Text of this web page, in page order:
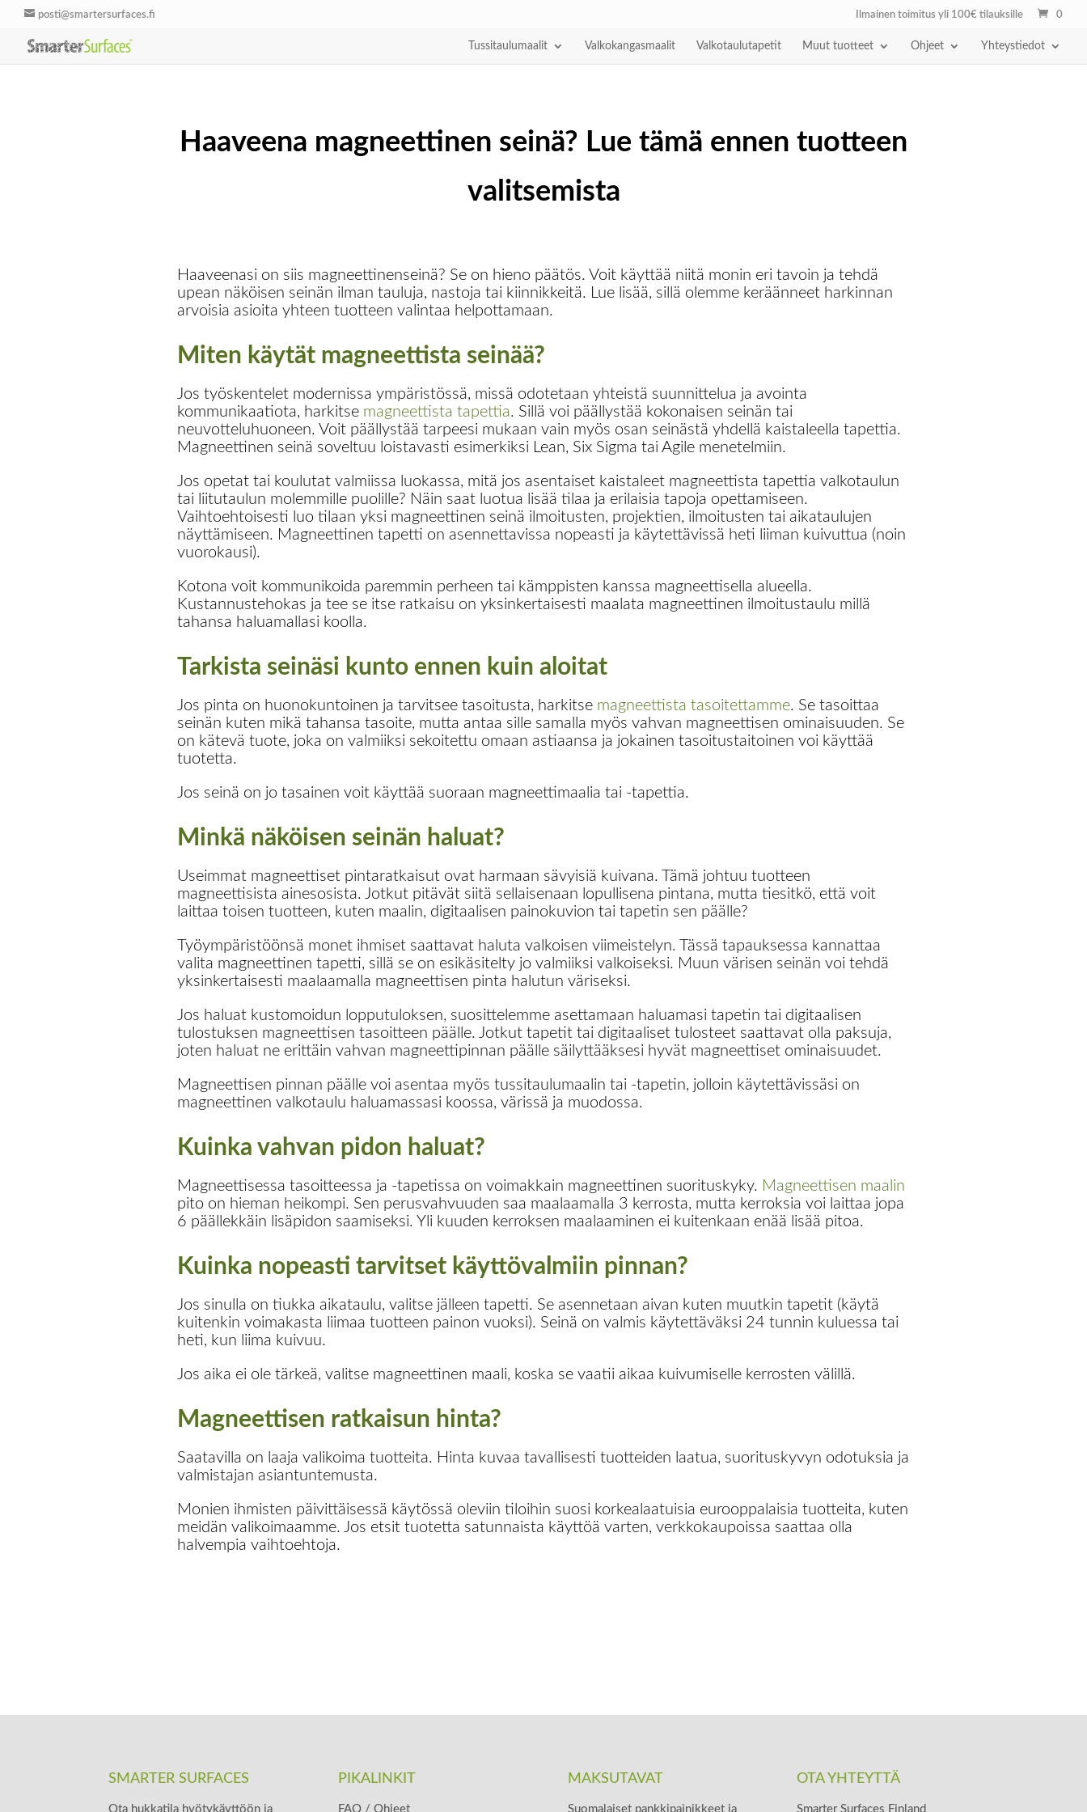
posti@smartersurfaces.fi Ilmainen toimitus yli 100€ tilauksille 0
Tussitaulumaalit Valkokangasmaalit Valkotaulutapetit Muut tuotteet Ohjeet Yhteystiedot
Haaveena magneettinen seinä? Lue tämä ennen tuotteen
valitsemista
Haaveenasi on siis magneettinenseinä? Se on hieno päätös. Voit käyttää niitä monin eri tavoin ja tehdä
upean näköisen seinän ilman tauluja, nastoja tai kiinnikkeitä. Lue lisää, sillä olemme keräänneet harkinnan
arvoisia asioita yhteen tuotteen valintaa helpottamaan.
Miten käytät magneettista seinää?
Jos työskentelet modernissa ympäristössä, missä odotetaan yhteistä suunnittelua ja avointa
kommunikaatiota, harkitse magneettista tapettia. Sillä voi päällystää kokonaisen seinän tai
neuvotteluhuoneen. Voit päällystää tarpeesi mukaan vain myös osan seinästä yhdellä kaistaleella tapettia.
Magneettinen seinä soveltuu loistavasti esimerkiksi Lean, Six Sigma tai Agile menetelmiin.
Jos opetat tai koulutat valmiissa luokassa, mitä jos asentaiset kaistaleet magneettista tapettia valkotaulun
tai liitutaulun molemmille puolille? Näin saat luotua lisää tilaa ja erilaisia tapoja opettamiseen.
Vaihtoehtoisesti luo tilaan yksi magneettinen seinä ilmoitusten, projektien, ilmoitusten tai aikataulujen
näyttämiseen. Magneettinen tapetti on asennettavissa nopeasti ja käytettävissä heti liiman kuivuttua (noin
vuorokausi).
Kotona voit kommunikoida paremmin perheen tai kämppisten kanssa magneettisella alueella.
Kustannustehokas ja tee se itse ratkaisu on yksinkertaisesti maalata magneettinen ilmoitustaulu millä
tahansa haluamallasi koolla.
Tarkista seinäsi kunto ennen kuin aloitat
Jos pinta on huonokuntoinen ja tarvitsee tasoitusta, harkitse magneettista tasoitettamme. Se tasoittaa
seinän kuten mikä tahansa tasoite, mutta antaa sille samalla myös vahvan magneettisen ominaisuuden. Se
on kätevä tuote, joka on valmiiksi sekoitettu omaan astiaansa ja jokainen tasoitustaitoinen voi käyttää
tuotetta.
Jos seinä on jo tasainen voit käyttää suoraan magneettimaalia tai -tapettia.
Minkä näköisen seinän haluat?
Useimmat magneettiset pintaratkaisut ovat harmaan sävyisiä kuivana. Tämä johtuu tuotteen
magneettisista ainesosista. Jotkut pitävät siitä sellaisenaan lopullisena pintana, mutta tiesitkö, että voit
laittaa toisen tuotteen, kuten maalin, digitaalisen painokuvion tai tapetin sen päälle?
Työympäristöönsä monet ihmiset saattavat haluta valkoisen viimeistelyn. Tässä tapauksessa kannattaa
valita magneettinen tapetti, sillä se on esikäsitelty jo valmiiksi valkoiseksi. Muun värisen seinän voi tehdä
yksinkertaisesti maalaamalla magneettisen pinta halutun väriseksi.
Jos haluat kustomoidun lopputuloksen, suosittelemme asettamaan haluamasi tapetin tai digitaalisen
tulostuksen magneettisen tasoitteen päälle. Jotkut tapetit tai digitaaliset tulosteet saattavat olla paksuja,
joten haluat ne erittäin vahvan magneettipinnan päälle säilyttääksesi hyvät magneettiset ominaisuudet.
Magneettisen pinnan päälle voi asentaa myös tussitaulumaalin tai -tapetin, jolloin käytettävissäsi on
magneettinen valkotaulu haluamassasi koossa, värissä ja muodossa.
Kuinka vahvan pidon haluat?
Magneettisessa tasoitteessa ja -tapetissa on voimakkain magneettinen suorituskyky. Magneettisen maalin
pito on hieman heikompi. Sen perusvahvuuden saa maalaamalla 3 kerrosta, mutta kerroksia voi laittaa jopa
6 päällekkäin lisäpidon saamiseksi. Yli kuuden kerroksen maalaaminen ei kuitenkaan enää lisää pitoa.
Kuinka nopeasti tarvitset käyttövalmiin pinnan?
Jos sinulla on tiukka aikataulu, valitse jälleen tapetti. Se asennetaan aivan kuten muutkin tapetit (käytä
kuitenkin voimakasta liimaa tuotteen painon vuoksi). Seinä on valmis käytettäväksi 24 tunnin kuluessa tai
heti, kun liima kuivuu.
Jos aika ei ole tärkeä, valitse magneettinen maali, koska se vaatii aikaa kuivumiselle kerrosten välillä.
Magneettisen ratkaisun hinta?
Saatavilla on laaja valikoima tuotteita. Hinta kuvaa tavallisesti tuotteiden laatua, suorituskyvyn odotuksia ja
valmistajan asiantuntemusta.
Monien ihmisten päivittäisessä käytössä oleviin tiloihin suosi korkealaatuisia eurooppalaisia tuotteita, kuten
meidän valikoimaamme. Jos etsit tuotetta satunnaista käyttöä varten, verkkokaupoissa saattaa olla
halvempia vaihtoehtoja.
SMARTER SURFACES
Ota hukkatila hyötykäyttöön ja
PIKALINKIT
FAQ / Ohjeet
MAKSUTAVAT
Suomalaiset pankkipainikkeet ja
OTA YHTEYTTÄ
Smarter Surfaces Finland